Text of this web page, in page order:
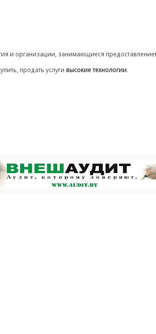
и организации, занимающиеся
продать услуги высокие технологии.